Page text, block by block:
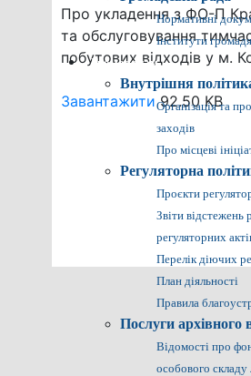
Нормативні
Інститути
Громадянам
Внутрішня
Організація та
заходів
Про місцеві
Регуляторна
Проєкти
Звіти відстежень
регуляторних
Перелік діючих
План діяльності
Правила
Послуги архівного
Відомості про
особового складу
Про укладення з ФО-П
та обслуговування
побутових відходів у м.
Завантажити92.50 KB